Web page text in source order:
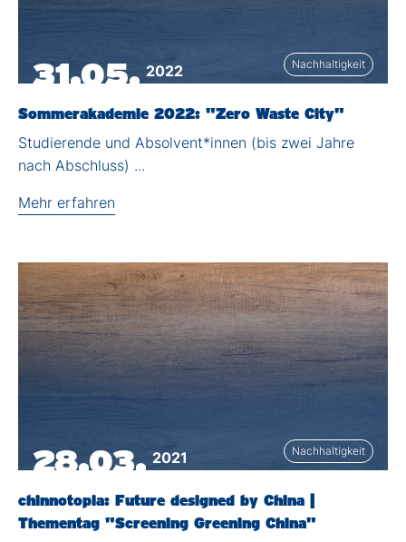
31.05. 2022 Nachhaltigkeit
Sommerakademie 2022: "Zero Waste City"
Studierende und Absolvent*innen (bis zwei Jahre
nach Abschluss) ...
Mehr erfahren
28.03. 2021 Nachhaltigkeit
chinnotopia: Future designed by China |
Thementag "Screening Greening China"